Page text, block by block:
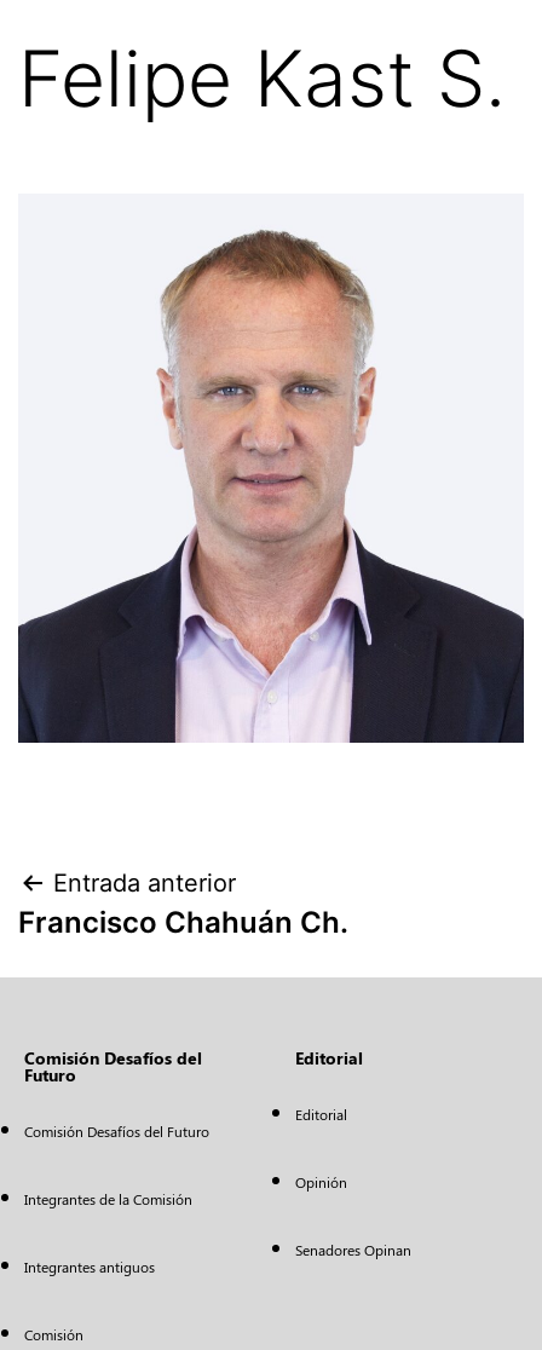
Felipe Kast S.
Entrada anterior
Francisco Chahuán Ch.
Comisión Desafíos del
Futuro
Comisión Desafíos del Futuro
Integrantes de la Comisión
Integrantes antiguos
Comisión
Editorial
Editorial
Opinión
Senadores Opinan